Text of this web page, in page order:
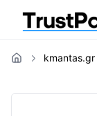
kmantas.gr